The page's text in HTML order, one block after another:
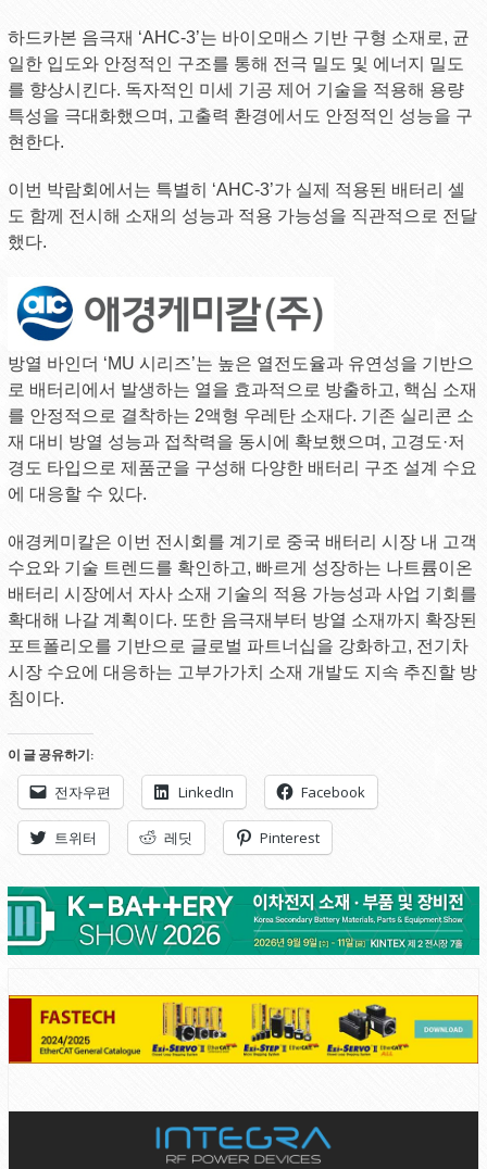
하드카본 음극재 ‘AHC-3’는 바이오매스 기반 구형 소재로, 균
일한 입도와 안정적인 구조를 통해 전극 밀도 및 에너지 밀도
를 향상시킨다. 독자적인 미세 기공 제어 기술을 적용해 용량
특성을 극대화했으며, 고출력 환경에서도 안정적인 성능을 구
현한다.
이번 박람회에서는 특별히 ‘AHC-3’가 실제 적용된 배터리 셀
도 함께 전시해 소재의 성능과 적용 가능성을 직관적으로 전달
했다.
방열 바인더 ‘MU 시리즈’는 높은 열전도율과 유연성을 기반으
로 배터리에서 발생하는 열을 효과적으로 방출하고, 핵심 소재
를 안정적으로 결착하는 2액형 우레탄 소재다. 기존 실리콘 소
재 대비 방열 성능과 접착력을 동시에 확보했으며, 고경도·저
경도 타입으로 제품군을 구성해 다양한 배터리 구조 설계 수요
에 대응할 수 있다.
애경케미칼은 이번 전시회를 계기로 중국 배터리 시장 내 고객
수요와 기술 트렌드를 확인하고, 빠르게 성장하는 나트륨이온
배터리 시장에서 자사 소재 기술의 적용 가능성과 사업 기회를
확대해 나갈 계획이다. 또한 음극재부터 방열 소재까지 확장된
포트폴리오를 기반으로 글로벌 파트너십을 강화하고, 전기차
시장 수요에 대응하는 고부가가치 소재 개발도 지속 추진할 방
침이다.
이 글 공유하기:
전자우편 LinkedIn Facebook
트위터 레딧 Pinterest